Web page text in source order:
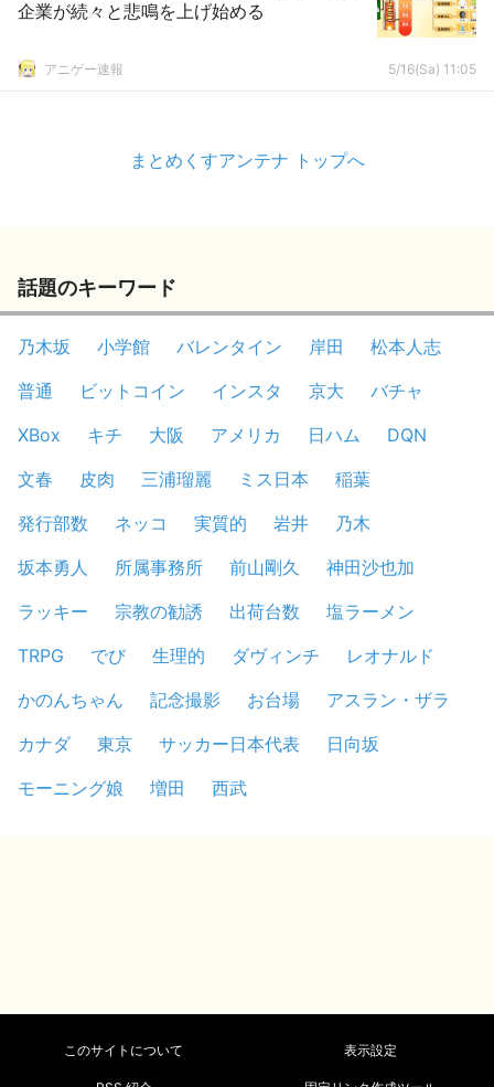
企業が続々と悲鳴を上げ始める
アニゲー速報 5/16(Sa) 11:05
まとめくすアンテナ トップへ
話題のキーワード
乃木坂 小学館 バレンタイン 岸田
松本人志
普通
ビットコイン インスタ 京大
バチャ
XBox
キチ 大阪 アメリカ 日ハム
DQN
文春
皮肉 三浦瑠麗 ミス日本
稲葉
発行部数
ネッコ 実質的 岩井
乃木
坂本勇人
所属事務所 前山剛久
神田沙也加
ラッキー
宗教の勧誘 出荷台数
塩ラーメン
TRPG
でび 生理的 ダヴィンチ
レオナルド
かのんちゃん
記念撮影 お台場
アスラン・ザラ
カナダ
東京 サッカー日本代表
日向坂
モーニング娘
増田 西武
このサイトについて 表示設定